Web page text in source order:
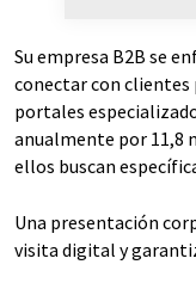
Su empresa B2B se
conectar con
portales
anualmente por 11,8
ellos buscan
Una presentación
visita digital y